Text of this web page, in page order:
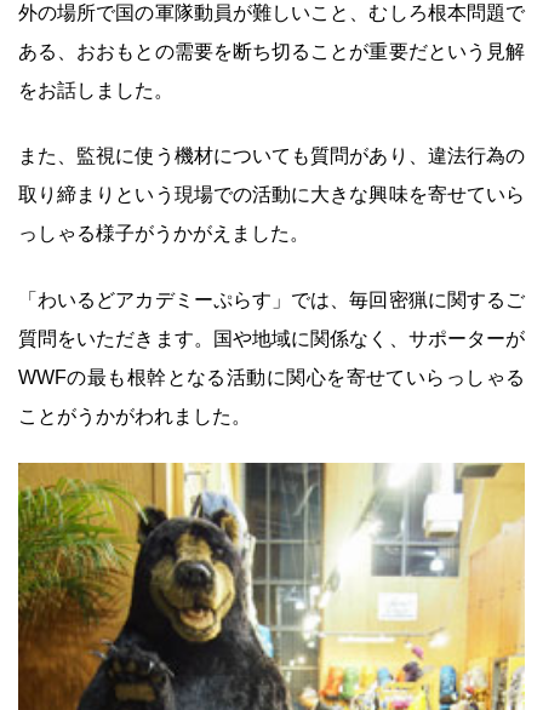
外の場所で国の軍隊動員が難しいこと、むしろ根本問題で
ある、おおもとの需要を断ち切ることが重要だという見解
をお話しました。
また、監視に使う機材についても質問があり、違法行為の
取り締まりという現場での活動に大きな興味を寄せていら
っしゃる様子がうかがえました。
「わいるどアカデミーぷらす」では、毎回密猟に関するご
質問をいただきます。国や地域に関係なく、サポーターが
WWFの最も根幹となる活動に関心を寄せていらっしゃる
ことがうかがわれました。